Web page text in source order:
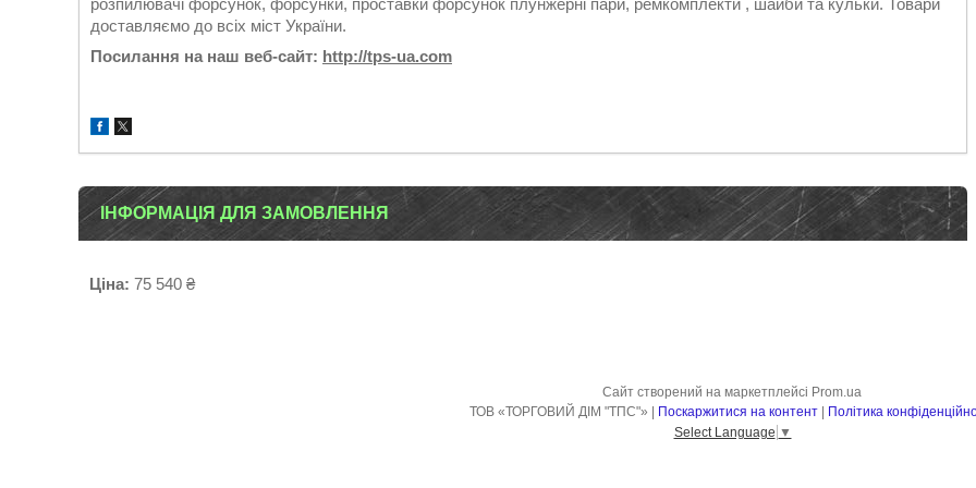
розпилювачі форсунок, форсунки, проставки форсунок плунжерні пари, ремкомплекти , шайби та кульки. Товари
доставляємо до всіх міст України.
Посилання на наш веб-сайт: http://tps-ua.com
ІНФОРМАЦІЯ ДЛЯ ЗАМОВЛЕННЯ
Ціна: 75 540 ₴
Сайт створений на маркетплейсі Prom.ua
Поскаржитися на контент
Політика
Select Language ▼